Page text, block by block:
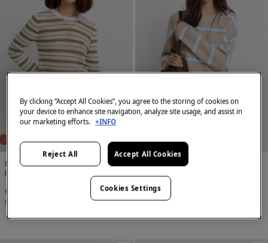
-78%
Springfield
Pulover tricotat în dungi
Economisești
49,99 Lei
Economisești
By clicking “Accept All Cookies”, you agree to the storing of cookies on
your device to enhance site navigation, analyze site usage, and assist in
our marketing efforts. +INFO
Reject All Accept All Cookies
Cookies Settings